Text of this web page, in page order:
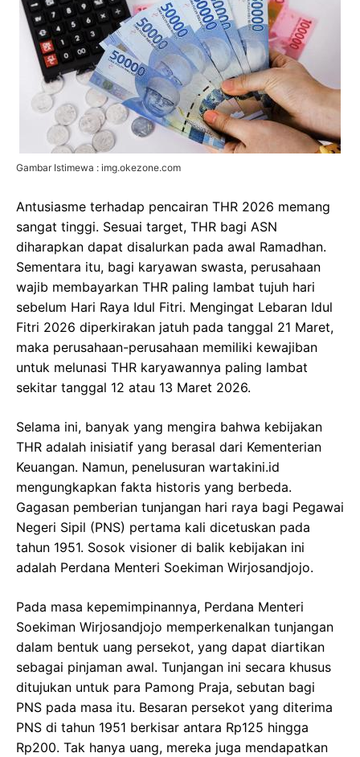
Gambar Istimewa : img.okezone.com
Antusiasme terhadap pencairan THR 2026 memang
sangat tinggi. Sesuai target, THR bagi ASN
diharapkan dapat disalurkan pada awal Ramadhan.
Sementara itu, bagi karyawan swasta, perusahaan
wajib membayarkan THR paling lambat tujuh hari
sebelum Hari Raya Idul Fitri. Mengingat Lebaran Idul
Fitri 2026 diperkirakan jatuh pada tanggal 21 Maret,
maka perusahaan-perusahaan memiliki kewajiban
untuk melunasi THR karyawannya paling lambat
sekitar tanggal 12 atau 13 Maret 2026.
Selama ini, banyak yang mengira bahwa kebijakan
THR adalah inisiatif yang berasal dari Kementerian
Keuangan. Namun, penelusuran wartakini.id
mengungkapkan fakta historis yang berbeda.
Gagasan pemberian tunjangan hari raya bagi Pegawai
Negeri Sipil (PNS) pertama kali dicetuskan pada
tahun 1951. Sosok visioner di balik kebijakan ini
adalah Perdana Menteri Soekiman Wirjosandjojo.
Pada masa kepemimpinannya, Perdana Menteri
Soekiman Wirjosandjojo memperkenalkan tunjangan
dalam bentuk uang persekot, yang dapat diartikan
sebagai pinjaman awal. Tunjangan ini secara khusus
ditujukan untuk para Pamong Praja, sebutan bagi
PNS pada masa itu. Besaran persekot yang diterima
PNS di tahun 1951 berkisar antara Rp125 hingga
Rp200. Tak hanya uang, mereka juga mendapatkan